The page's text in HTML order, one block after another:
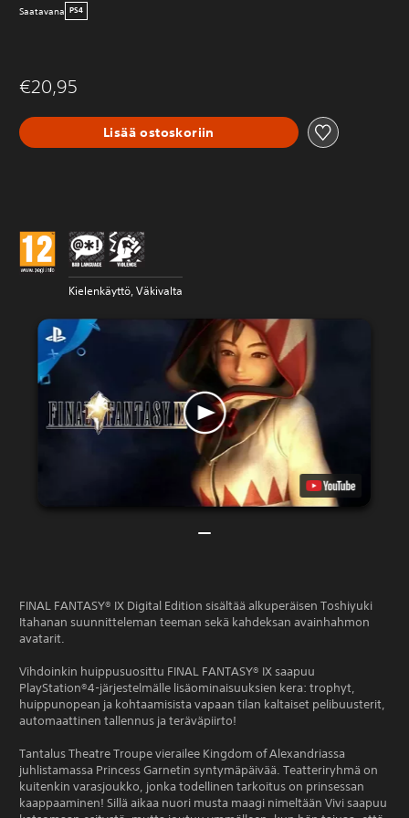
Saatavana PS4
€20,95
Lisää ostoskoriin
Kielenkäyttö, Väkivalta
FINAL FANTASY® IX Digital Edition sisältää alkuperäisen Toshiyuki
Itahanan suunnitteleman teeman sekä kahdeksan avainhahmon
avatarit.
Vihdoinkin huippusuosittu FINAL FANTASY® IX saapuu
PlayStation®4-järjestelmälle lisäominaisuuksien kera: trophyt,
huippunopean ja kohtaamisista vapaan tilan kaltaiset pelibuusterit,
automaattinen tallennus ja teräväpiirto!
Tantalus Theatre Troupe vierailee Kingdom of Alexandriassa
juhlistamassa Princess Garnetin syntymäpäivää. Teatteriryhmä on
kuitenkin varasjoukko, jonka todellinen tarkoitus on prinsessan
kaappaaminen! Sillä aikaa nuori musta maagi nimeltään Vivi saapuu